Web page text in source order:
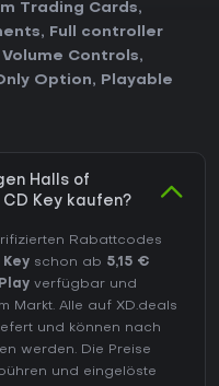
Trading Cards,
,
Full controller
Controls,
Option,
Playable
Halls of
Key kaufen?
Rabattcodes
schon ab 5,15 €
verfügbar und
Markt. Alle auf XD.deals
und können nach
werden. Die Preise
und eingelöste